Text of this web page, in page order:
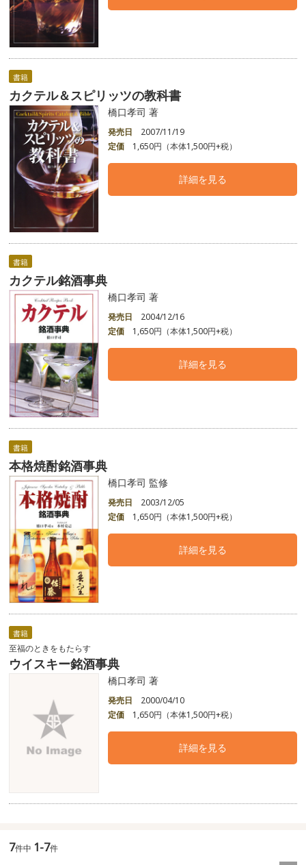
書籍
カクテル＆スピリッツの教科書
橋口孝司 著
発売日
2007/11/19
定価
1,650円（本体1,500円+税）
詳細を見る
書籍
カクテル銘酒事典
橋口孝司 著
発売日
2004/12/16
定価
1,650円（本体1,500円+税）
詳細を見る
書籍
本格焼酎銘酒事典
橋口孝司 監修
発売日
2003/12/05
定価
1,650円（本体1,500円+税）
詳細を見る
書籍
至福のときをもたらす
ウイスキー銘酒事典
橋口孝司 著
発売日
2000/04/10
定価
1,650円（本体1,500円+税）
詳細を見る
7件中 1-7件